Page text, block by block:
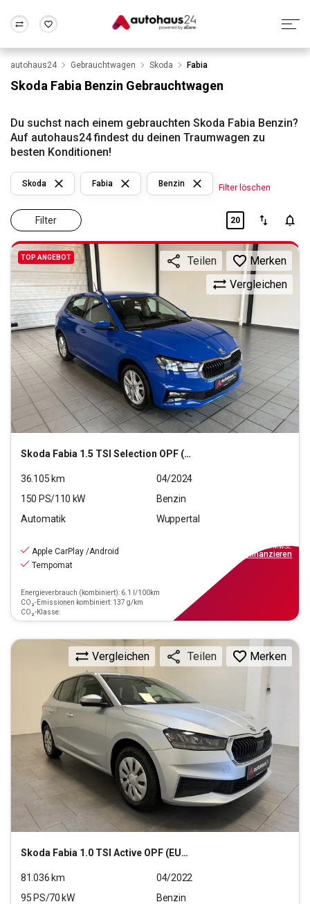
Wir bewerten dein Auto
Alle Fragen & Antworten
Rund um die Inzahlungnahme
Frankfurt Wuppertal
autohaus24 Gebrauchtwagen Skoda Fabia
Skoda Fabia Benzin Gebrauchtwagen
Du suchst nach einem gebrauchten Skoda Fabia Benzin?
Auf autohaus24 findest du deinen Traumwagen zu
besten Konditionen!
Filter
Skoda Fabia Benzin Filter löschen
20
TOP ANGEBOT
Skoda Fabia 1.5 TSI Selection OPF (EURO 6e)
Vergleichen
Teilen Merken
36.105 km
04/2024
150 PS/110 kW
Benzin
Automatik
Wuppertal
Apple CarPlay /Android
Tempomat
Energieverbrauch (kombiniert): 6.1 l/100km
CO₂-Emissionen kombiniert: 137 g/km
CO₂-Klasse:
inkl.MwSt.
finanzieren
Skoda Fabia 1.0 TSI Active OPF (EURO 6d)
Vergleichen Teilen Merken
81.036 km
04/2022
95 PS/70 kW
Benzin